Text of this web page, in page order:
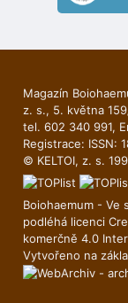
Magazín
z. s., 5. května
tel. 602 340 991,
Registrace: ISSN:
© KELTOI, z. s.
Boiohaemum - Ve
podléhá licenci
komerčně 4.0
Vytvořeno na